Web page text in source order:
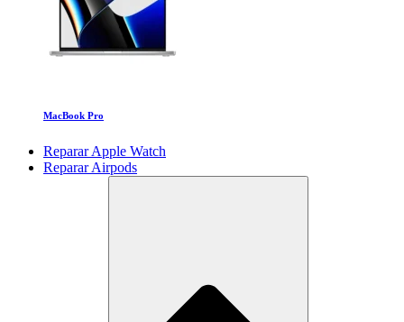
MacBook Pro
Reparar Apple Watch
Reparar Airpods